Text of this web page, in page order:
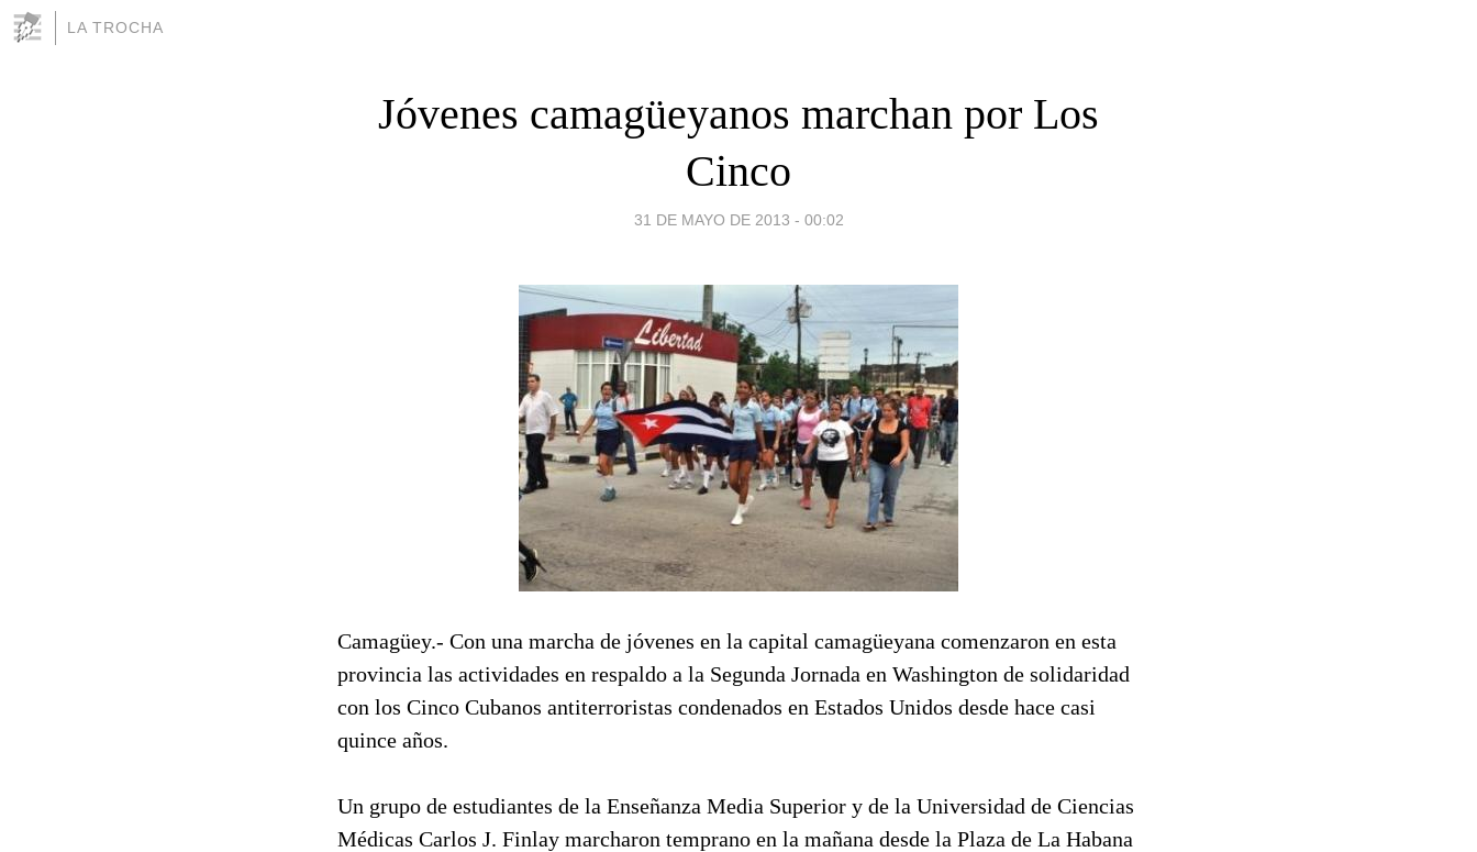
LA TROCHA
Jóvenes camagüeyanos marchan por Los
Cinco
31 DE MAYO DE 2013 - 00:02
Camagüey.- Con una marcha de jóvenes en la capital camagüeyana comenzaron en esta
provincia las actividades en respaldo a la Segunda Jornada en Washington de solidaridad
con los Cinco Cubanos antiterroristas condenados en Estados Unidos desde hace casi
quince años.
Un grupo de estudiantes de la Enseñanza Media Superior y de la Universidad de Ciencias
Médicas Carlos J. Finlay marcharon temprano en la mañana desde la Plaza de La Habana